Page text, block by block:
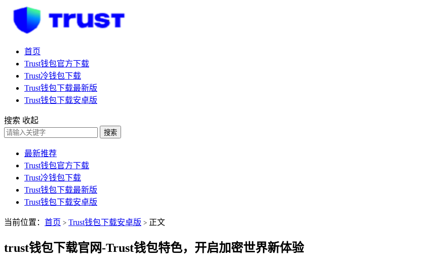
首页
Trust钱包官方下载
Trust冷钱包下载
Trust钱包下载最新版
Trust钱包下载安卓版
搜索 收起
搜索
最新推荐
Trust钱包官方下载
Trust冷钱包下载
Trust钱包下载最新版
Trust钱包下载安卓版
当前位置： 首页 > Trust钱包下载安卓版 > 正文
trust钱包下载官网-Trust钱包特色，开启加密世界新体验